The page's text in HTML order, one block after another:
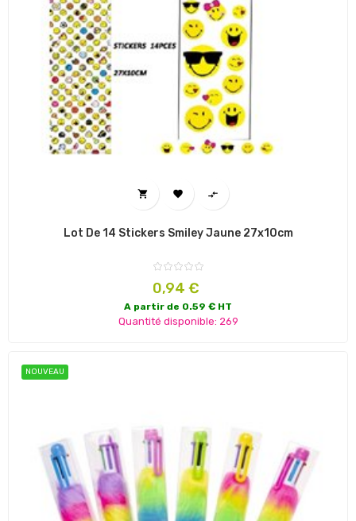
  
Lot De 14 Stickers Smiley Jaune 27x10cm
Prix
0,94 €
A partir de 0.59 € HT
Quantité disponible: 269
NOUVEAU